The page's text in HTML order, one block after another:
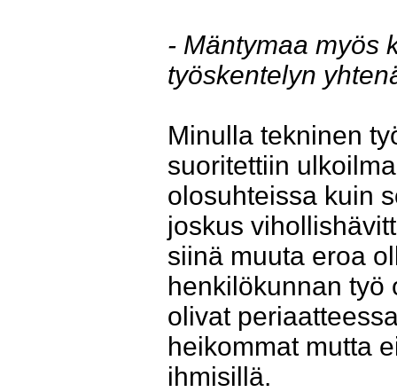
- Mäntymaa myös
työskentelyn
Minulla tekninen
suoritettiin
olosuhteissa kuin
joskus
siinä muuta eroa
henkilökunnan työ
olivat
heikommat mutta
ihmisillä.